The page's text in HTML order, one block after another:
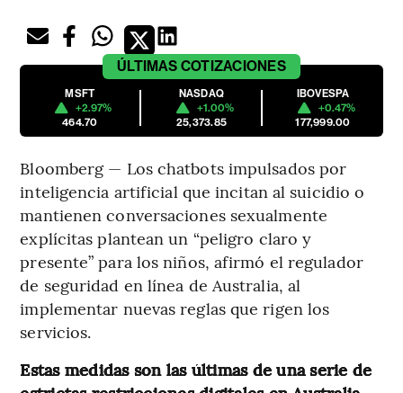
ÚLTIMAS COTIZACIONES
MSFT
+2.97%
464.70
NASDAQ
+1.00%
25,373.85
IBOVESPA
+0.47%
177,999.00
Bloomberg — Los chatbots impulsados ​​por
inteligencia artificial que incitan al suicidio o
mantienen conversaciones sexualmente
explícitas plantean un “peligro claro y
presente” para los niños, afirmó el regulador
de seguridad en línea de Australia, al
implementar nuevas reglas que rigen los
servicios.
Estas medidas son las últimas de una serie de